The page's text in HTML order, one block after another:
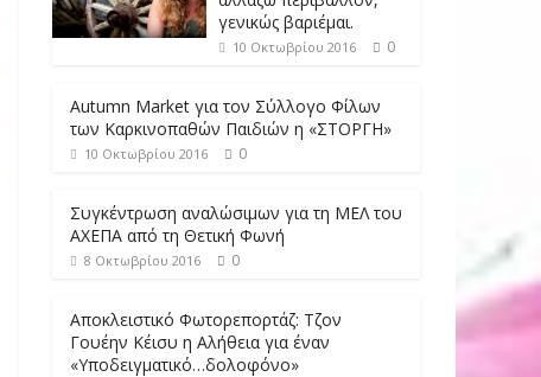
γενικώς βαριέμαι.
10 Οκτωβρίου 2016 0
Autumn Market για τον Σύλλογο Φίλων
των Καρκινοπαθών Παιδιών η «ΣΤΟΡΓΗ»
10 Οκτωβρίου 2016 0
Συγκέντρωση αναλώσιμων για τη ΜΕΛ του
ΑΧΕΠΑ από τη Θετική Φωνή
8 Οκτωβρίου 2016 0
Αποκλειστικό Φωτορεπορτάζ: Τζον
Γουέην Κέισυ η Αλήθεια για έναν
«Υποδειγματικό…δολοφόνο»